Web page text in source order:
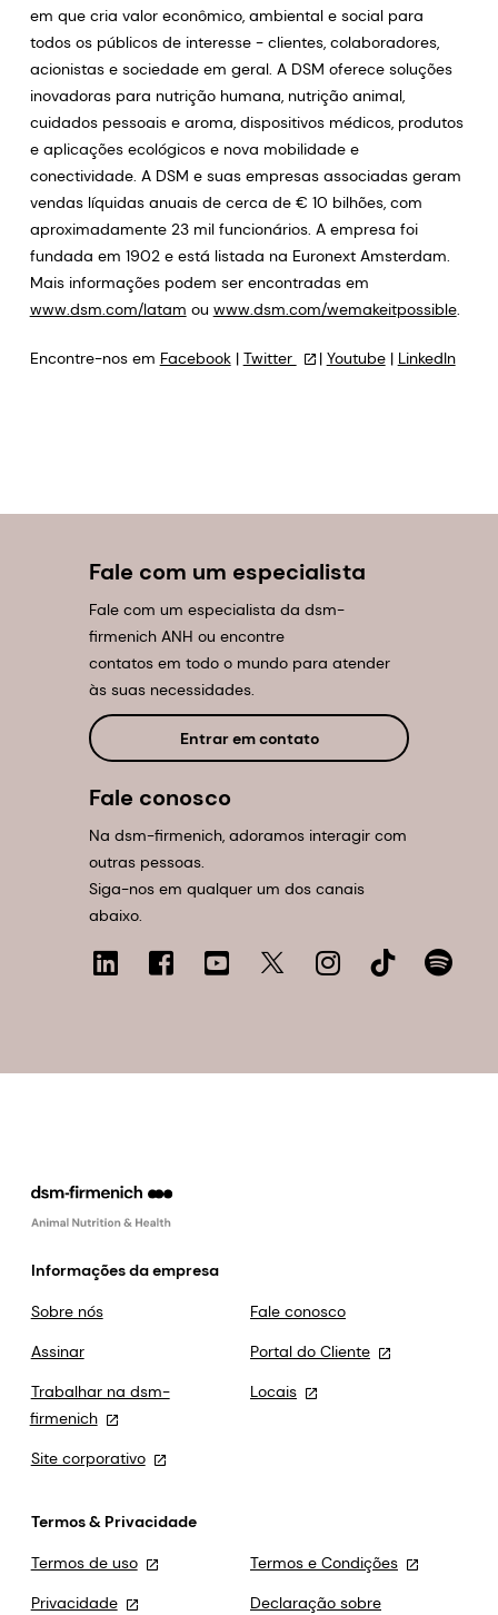
em que cria valor econômico, ambiental e social para
todos os públicos de interesse - clientes, colaboradores,
acionistas e sociedade em geral. A DSM oferece soluções
inovadoras para nutrição humana, nutrição animal,
cuidados pessoais e aroma, dispositivos médicos, produtos
e aplicações ecológicos e nova mobilidade e
conectividade. A DSM e suas empresas associadas geram
vendas líquidas anuais de cerca de € 10 bilhões, com
aproximadamente 23 mil funcionários. A empresa foi
fundada em 1902 e está listada na Euronext Amsterdam.
Mais informações podem ser encontradas em
www.dsm.com/latam ou www.dsm.com/wemakeitpossible.
Encontre-nos em Facebook| Twitter | Youtube| LinkedIn
Fale com um especialista
Fale com um especialista da dsm-
firmenich ANH ou encontre
contatos em todo o mundo para atender
às suas necessidades.
Entrar em contato
Fale conosco
Na dsm-firmenich, adoramos interagir com
outras pessoas.
Siga-nos em qualquer um dos canais
abaixo.
Informações da empresa
Sobre nós
Fale conosco
Assinar
Portal do Cliente
Trabalhar na dsm-
firmenich
Locais
Site corporativo
Termos & Privacidade
Termos de uso
Termos e Condições
Privacidade
Declaração sobre